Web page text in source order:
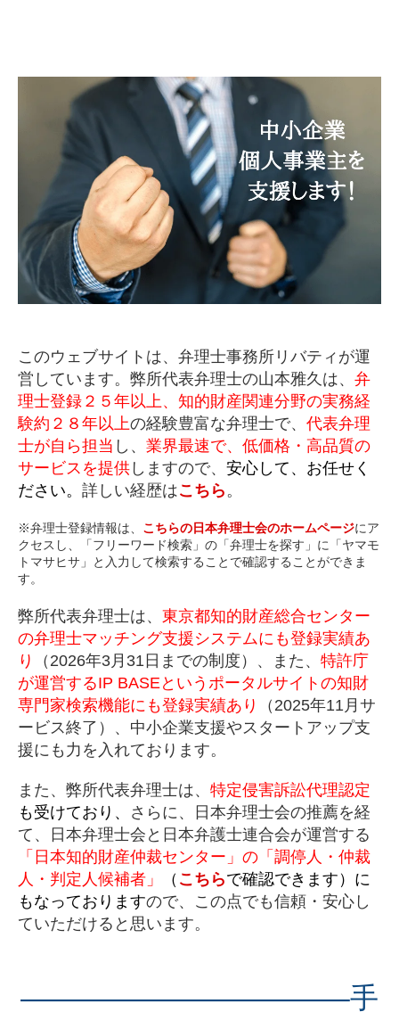
このウェブサイトは、弁理士事務所リバティが運
営しています。弊所代表弁理士の山本雅久は、 弁
理士登録２５年以上、知的財産関連分野の実務経
験約２８年以上の経験豊富な弁理士で、 代表弁理
士が自ら担当 し、 業界最速で、低価格・高品質の
サービスを提供 しますので、 安心して、お任せく
ださい。 詳しい経歴はこちら。
※弁理士登録情報は、 こちらの日本弁理士会のホームページにア
クセスし、「フリーワード検索」の「弁理士を探す」に「ヤマモ
トマサヒサ」と入力して検索することで確認することができま
す。
弊所代表弁理士は、 東京都知的財産総合センター
の弁理士マッチング支援システムにも登録実績あ
り
（2026年3月31日までの制度）、また、 特許庁
が運営するIP BASEというポータルサイトの知財
専門家検索機能にも登録実績あり
（2025年11月サ
ービス終了）、中小企業支援やスタートアップ支
援にも力を入れております。
また、弊所代表弁理士は、 特定侵害訴訟代理認定
も受けており、 さらに、日本弁理士会の推薦を経
て、日本弁理士会と日本弁護士連合会が運営する
「日本知的財産仲裁センター」の「調停人・仲裁
人・判定人候補者」
（ こちらで確認できます）に
もなっておりますので、この点でも信頼・安心し
ていただけると思います。
———————————–手